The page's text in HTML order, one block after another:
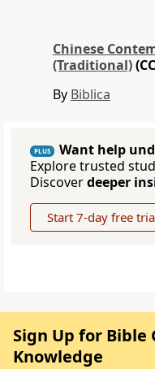
Chinese
(Traditional)
By Biblica
PLUS
Want help
Explore trusted
Discoverdeeper
Start 7-day free
Sign Up for Bible
Knowledge